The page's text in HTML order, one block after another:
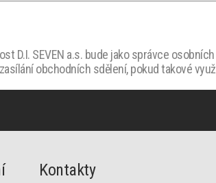
D.I. SEVEN a.s. bude jako správce
obchodních sdělení, pokud takové
Kontakty